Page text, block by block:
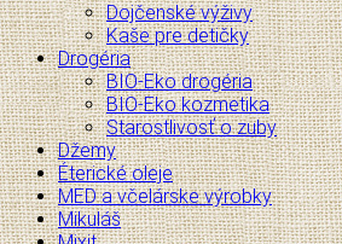
Dojčenské výživy
Kaše pre detičky
Drogéria
BIO-Eko drogéria
BIO-Eko kozmetika
Starostlivosť o zuby
Džemy
Éterické oleje
MED a včelárske výrobky
Mikuláš